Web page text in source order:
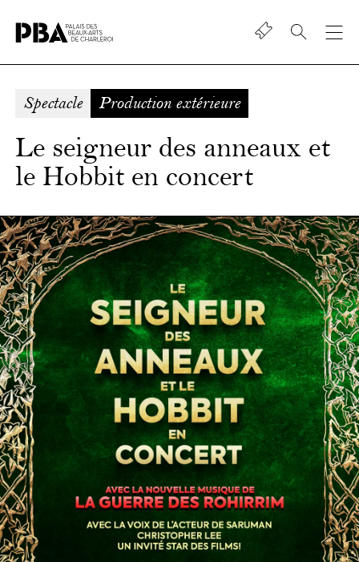
beaux-
de
Charleroi
Shop
Spectacle Production extérieure
Le seigneur des anneaux et
le Hobbit en concert